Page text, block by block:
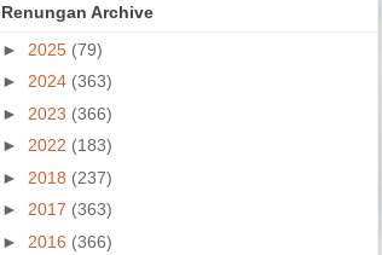
Renungan Archive
► 2025 (79)
► 2024 (363)
► 2023 (366)
► 2022 (183)
► 2018 (237)
► 2017 (363)
► 2016 (366)